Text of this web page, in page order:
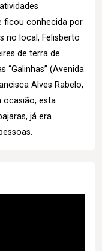
ficou conhecida por
no local, Felisberto
de terra de
“Galinhas” (Avenida
Alves Rabelo,
ocasião, esta
já era